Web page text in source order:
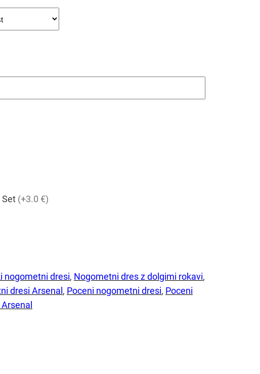
Set (+3.0 €)
nogometni dresi, Nogometni dres z dolgimi rokavi
dresi Arsenal, Poceni nogometni dresi, Poceni